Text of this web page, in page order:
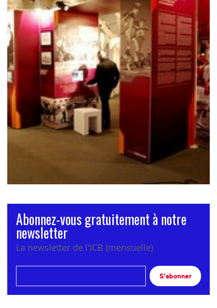
Abonnez-vous gratuitement à notre
newsletter
La newsletter de l'ICB (mensuelle)
S'abonner